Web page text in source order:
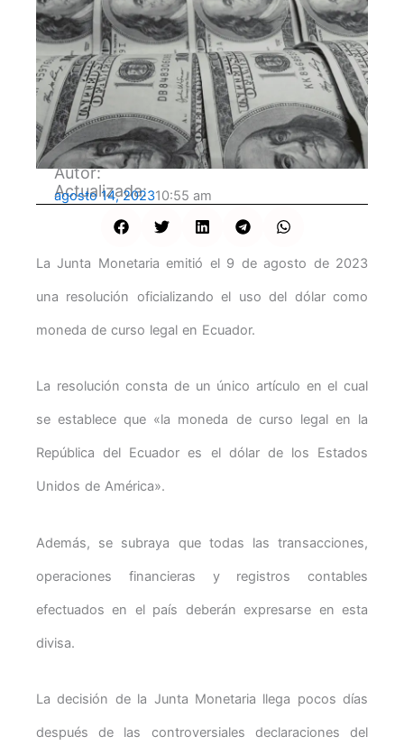
Autor:
Actualizada:
agosto 14, 202310:55 am
La Junta Monetaria emitió el 9 de agosto de 2023
una resolución oficializando el uso del dólar como
moneda de curso legal en Ecuador.
La resolución consta de un único artículo en el cual
se establece que «la moneda de curso legal en la
República del Ecuador es el dólar de los Estados
Unidos de América».
Además, se subraya que todas las transacciones,
operaciones financieras y registros contables
efectuados en el país deberán expresarse en esta
divisa.
La decisión de la Junta Monetaria llega pocos días
después de las controversiales declaraciones del